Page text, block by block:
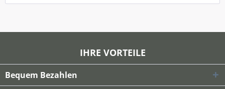
IHRE VORTEILE
Bequem Bezahlen